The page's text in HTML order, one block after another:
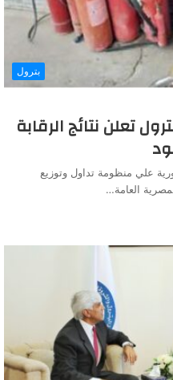
بترول
تعلن نتائج الرقابة
علي منظومة تداول وتوزيع
العامة…